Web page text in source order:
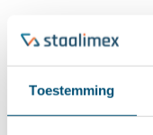
Toestemming
Bouwhoogte